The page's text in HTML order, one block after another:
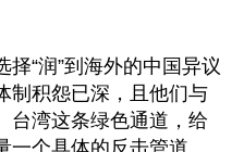
“润”到海外的中国异议
制积怨已深，且他们与
台湾这条绿色通道，给
个具体的反击管道。